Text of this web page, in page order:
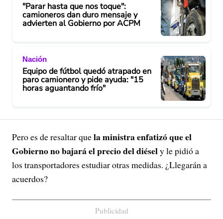
"Parar hasta que nos toque":
camioneros dan duro mensaje y
advierten al Gobierno por ACPM
Nación
Equipo de fútbol quedó atrapado en
paro camionero y pide ayuda: "15
horas aguantando frío"
Pero es de resaltar quela ministra enfatizó que el
Gobierno no bajará el precio del diésely le pidió a
los transportadores estudiar otras medidas. ¿Llegarán a
acuerdos?
Publicidad